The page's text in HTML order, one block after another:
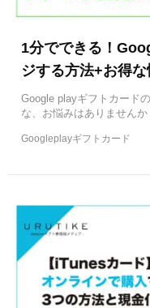
1分でできる！
ジする方法+お得な
Google playギフトカード
な、お悩みはありませんか
Googleplayギフトカード